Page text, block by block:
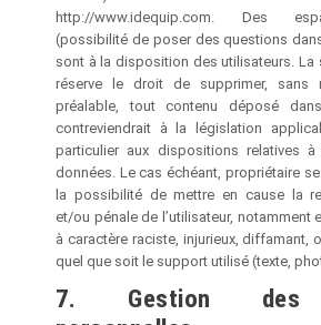
http://www.idequip.com. Des
(possibilité de poser des questions
sont à la disposition des utilisateurs. La
réserve le droit de supprimer, sans
préalable, tout contenu déposé
contreviendrait à la législation
particulier aux dispositions relatives
données. Le cas échéant, propriétaire
la possibilité de mettre en cause la
et/ou pénale de l’utilisateur, notamment
à caractère raciste, injurieux, diffamant,
quel que soit le support utilisé (texte,
7. Gestion des